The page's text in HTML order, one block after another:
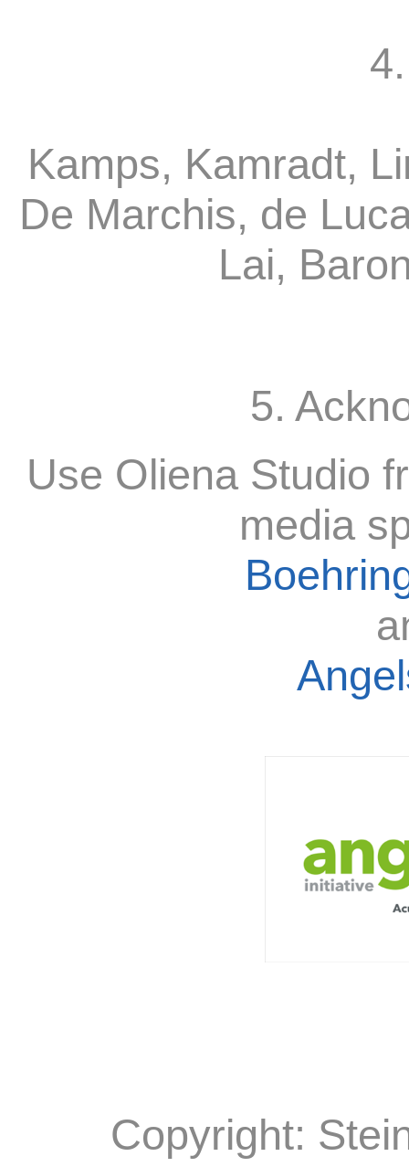
Kamps, Kamradt,
De Marchis, de
Lai,
5.
Use Oliena Studio
media
Copyright: